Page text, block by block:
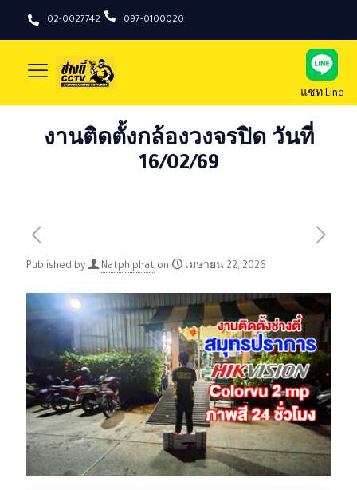
02-0027742 097-0100020
แชท Line
งานติดตั้งกล้องวงจรปิด วันที่
16/02/69
Published by Natphiphat on เมษายน 22, 2026